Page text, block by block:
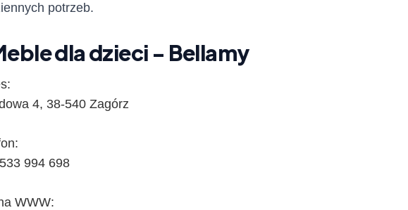
potrzeb.
dla dzieci - Bellamy
4, 38-540 Zagórz
994 698
WWW: